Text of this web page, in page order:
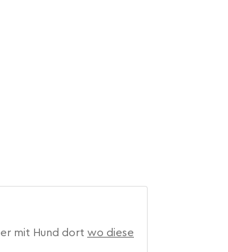
mit Hund dort wo diese